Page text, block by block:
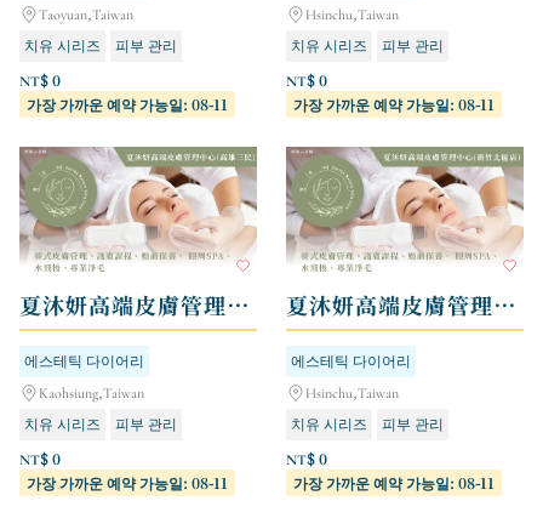
Taoyuan,Taiwan
치유 시리즈
피부 관리
NT$ 0
가장 가까운 예약 가능일: 08-11
Hsinchu,Taiwan
치유 시리즈
피부 관리
NT$ 0
가장 가까운 예약 가능일: 08-11
夏沐妍高端皮膚管理中心 - 高雄三民店
에스테틱 다이어리
Kaohsiung,Taiwan
치유 시리즈
피부 관리
NT$ 0
가장 가까운 예약 가능일: 08-11
夏沐妍高端皮膚管理中心 - 新竹北區店
에스테틱 다이어리
Hsinchu,Taiwan
치유 시리즈
피부 관리
NT$ 0
가장 가까운 예약 가능일: 08-11